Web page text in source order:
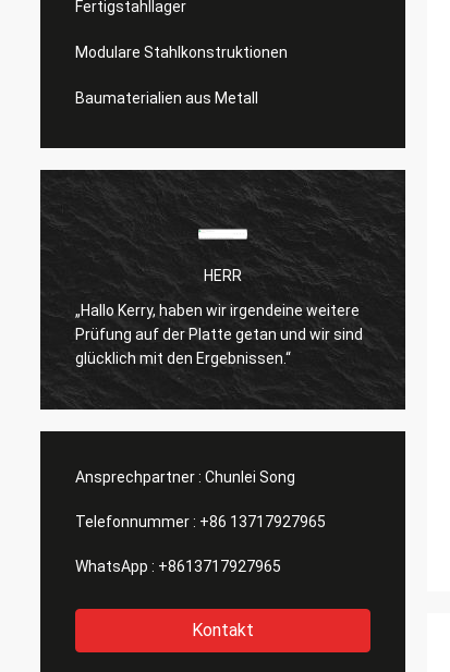
Fertigstahllager
Modulare Stahlkonstruktionen
Baumaterialien aus Metall
HERR
„Hallo Kerry, haben wir irgendeine weitere
Prüfung auf der Platte getan und wir sind
glücklich mit den Ergebnissen.“
Ansprechpartner : Chunlei Song
Telefonnummer : +86 13717927965
WhatsApp : +8613717927965
Kontakt